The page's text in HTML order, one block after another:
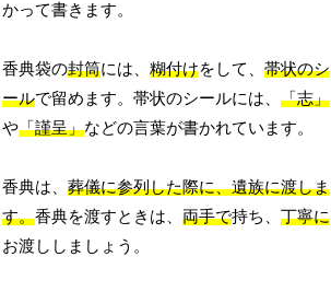
かって書きます。
香典袋の封筒には、糊付けをして、帯状のシ
ールで留めます。帯状のシールには、「志」
や「謹呈」などの言葉が書かれています。
香典は、葬儀に参列した際に、遺族に渡しま
す。香典を渡すときは、両手で持ち、丁寧に
お渡ししましょう。